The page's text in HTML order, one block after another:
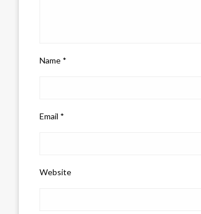
Name *
Email *
Website